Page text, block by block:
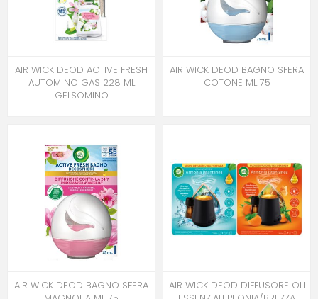
AIR WICK DEOD ACTIVE FRESH
AUTOM NO GAS 228 ML
GELSOMINO
AIR WICK DEOD BAGNO SFERA
COTONE ML 75
AIR WICK DEOD BAGNO SFERA
AIR WICK DEOD DIFFUSORE OLI